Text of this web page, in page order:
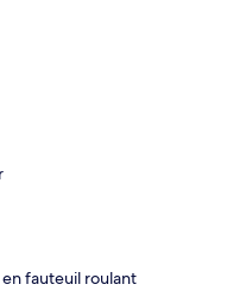
fauteuil roulant